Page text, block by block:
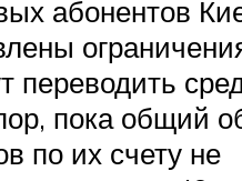
абонентов
переводить
пока общий
по их счету не